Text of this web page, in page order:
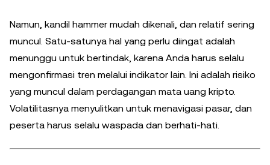
Namun, kandil hammer mudah dikenali, dan relatif sering
muncul. Satu-satunya hal yang perlu diingat adalah
menunggu untuk bertindak, karena Anda harus selalu
mengonfirmasi tren melalui indikator lain. Ini adalah risiko
yang muncul dalam perdagangan mata uang kripto.
Volatilitasnya menyulitkan untuk menavigasi pasar, dan
peserta harus selalu waspada dan berhati-hati.